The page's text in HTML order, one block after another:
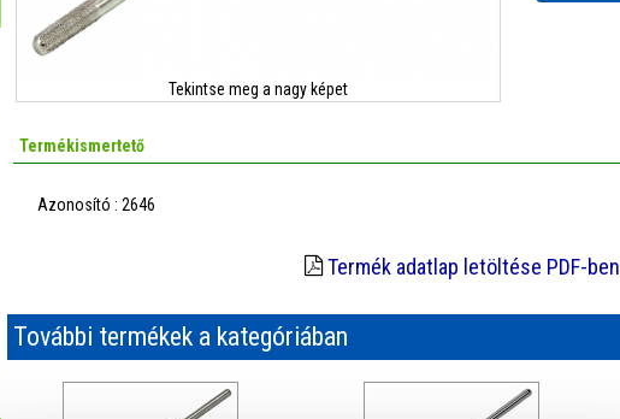
Tekintse meg a nagy képet
Termékismertető
Azonosító : 2646
Termék adatlap letöltése PDF-ben
További termékek a kategóriában